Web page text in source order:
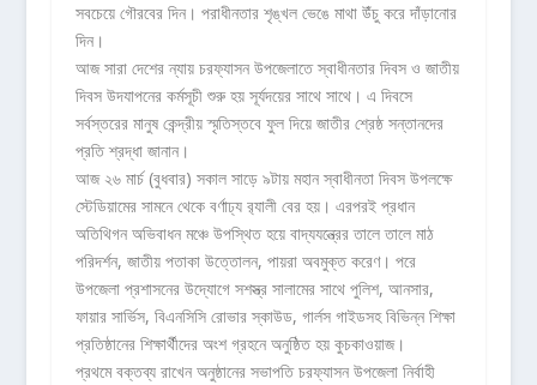
সবচেয়ে গৌরবের দিন। পরাধীনতার শৃঙ্খল ভেঙে মাথা উঁচু করে দাঁড়ানোর
দিন।
আজ সারা দেশের ন্যায় চরফ্যাসন উপজেলাতে স্বাধীনতার দিবস ও জাতীয়
দিবস উদযাপনের কর্মসূচী শুরু হয় সূর্যদয়ের সাথে সাথে। এ দিবসে
সর্বস্তরের মানুষ কেন্দ্রীয় স্মৃতিস্তবে ফুল দিয়ে জাতীর শ্রেষ্ঠ সন্তানদের
প্রতি শ্রদ্ধা জানান।
আজ ২৬ মার্চ (বুধবার) সকাল সাড়ে ৯টায় মহান স্বাধীনতা দিবস উপলক্ষে
স্টেডিয়ামের সামনে থেকে বর্ণাঢ্য র‌্যালী বের হয়। এরপরই প্রধান
অতিথিগন অভিবাধন মঞ্চে উপস্থিত হয়ে বাদ্যযন্ত্রের তালে তালে মাঠ
পরিদর্শন, জাতীয় পতাকা উত্তোলন, পায়রা অবমুক্ত করেণ। পরে
উপজেলা প্রশাসনের উদ্যোগে সশস্ত্র সালামের সাথে পুলিশ, আনসার,
ফায়ার সার্ভিস, বিএনসিসি রোভার স্কাউড, গার্লস গাইডসহ বিভিন্ন শিক্ষা
প্রতিষ্ঠানের শিক্ষার্থীদের অংশ গ্রহনে অনুষ্ঠিত হয় কুচকাওয়াজ।
প্রথমে বক্তব্য রাখেন অনুষ্ঠানের সভাপতি চরফ্যাসন উপজেলা নির্বাহী